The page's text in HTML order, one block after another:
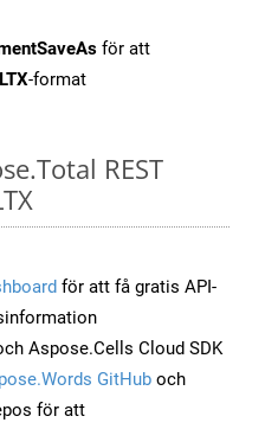
för att
-format
REST
för att få gratis API-
Aspose.Cells Cloud SDK
GitHub och
för att